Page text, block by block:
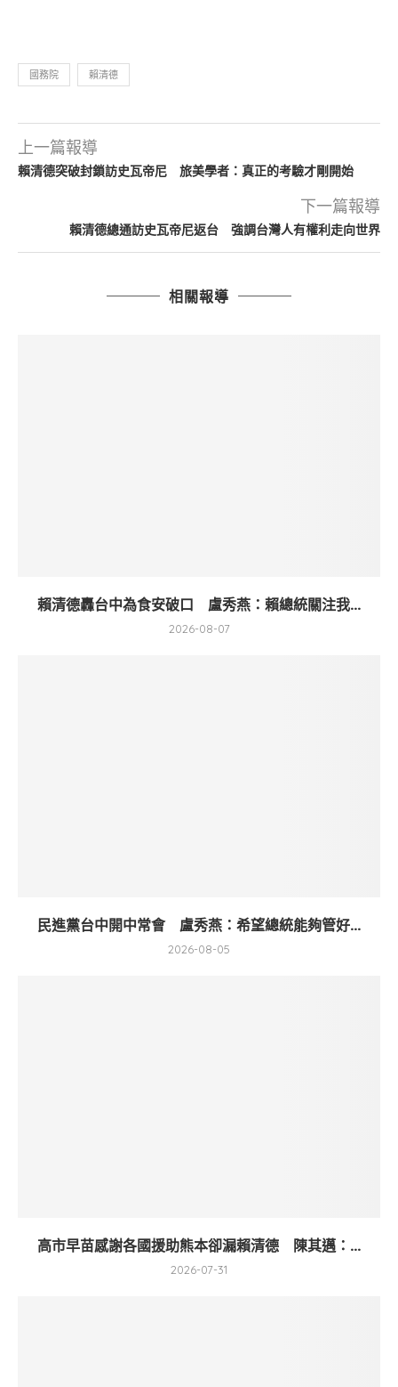
國務院 賴清德
上一篇報導
賴清德突破封鎖訪史瓦帝尼 旅美學者：真正的考驗才剛開始
下一篇報導
賴清德總通訪史瓦帝尼返台 強調台灣人有權利走向世界
相關報導
賴清德轟台中為食安破口 盧秀燕：賴總統關注我...
2026-08-07
民進黨台中開中常會 盧秀燕：希望總統能夠管好...
2026-08-05
高市早苗感謝各國援助熊本卻漏賴清德 陳其邁：...
2026-07-31